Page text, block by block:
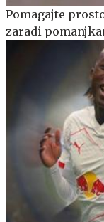
Pomagajte
zaradi